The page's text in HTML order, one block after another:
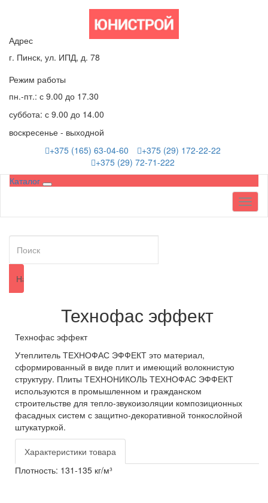
Адрес
г. Пинск, ул. ИПД, д. 78
Режим работы
пн.-пт.: с 9.00 до 17.30
суббота: с 9.00 до 14.00
воскресенье - выходной
+375 (165) 63-04-60
+375 (29) 172-22-22
+375 (29) 72-71-222
Каталог
Технофас эффект
Технофас эффект
Утеплитель ТЕХНОФАС ЭФФЕКТ это материал,
сформированный в виде плит и имеющий волокнистую
структуру. Плиты ТЕХНОНИКОЛЬ ТЕХНОФАС ЭФФЕКТ
используются в промышленном и гражданском
строительстве для тепло-звукоизоляции композиционных
фасадных систем с защитно-декоративной тонкослойной
штукатуркой.
Характеристики товара
Плотность: 131-135 кг/м³